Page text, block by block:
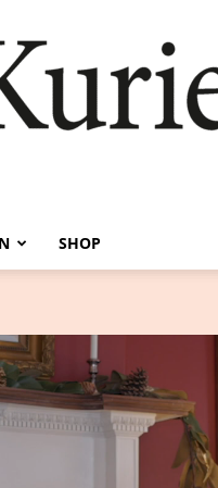
SHOP